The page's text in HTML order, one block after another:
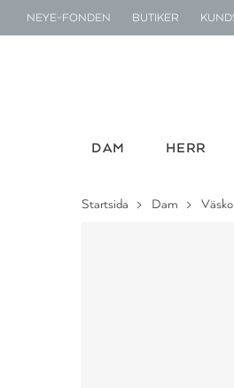
NEYE-FONDEN BUTIKER
DAM
HERR
Startsida Dam